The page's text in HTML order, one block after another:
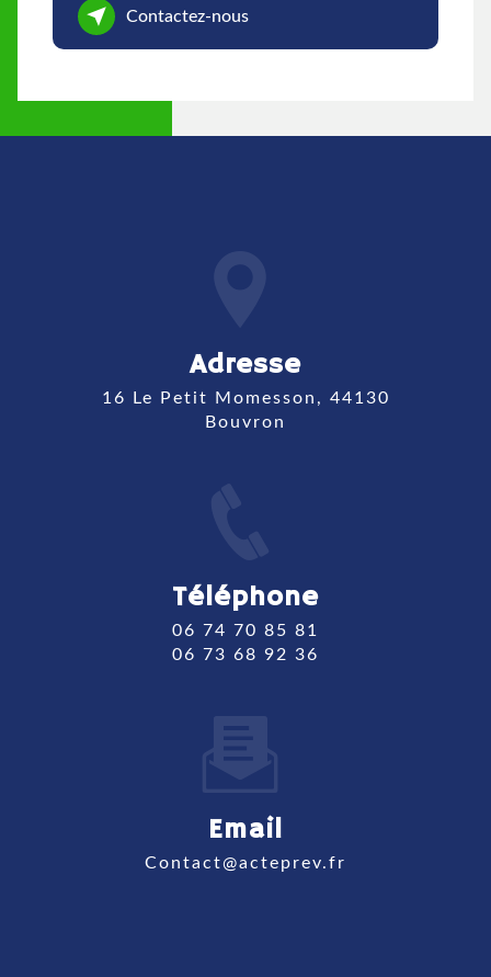
Contactez-nous
Adresse
16 Le Petit Momesson, 44130
Bouvron
Téléphone
06 74 70 85 81
06 73 68 92 36
Email
contact@acteprev.fr